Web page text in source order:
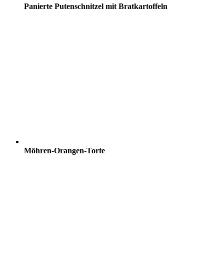
Panierte Putenschnitzel mit Bratkartoffeln
Möhren-Orangen-Torte